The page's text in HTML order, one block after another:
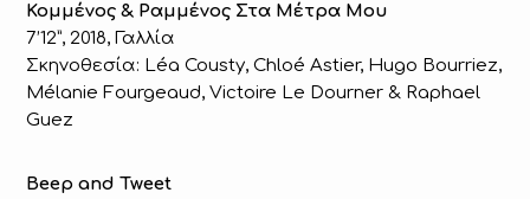
Κομμένος & Ραμμένος Στα Μέτρα Μου
7’12”, 2018, Γαλλία
Σκηνοθεσία: Léa Cousty, Chloé Astier, Hugo Bourriez,
Mélanie Fourgeaud, Victoire Le Dourner & Raphael
Guez
Beep and Tweet